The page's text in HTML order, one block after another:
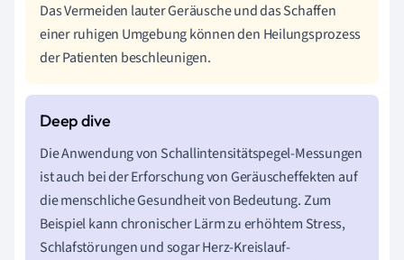
Das Vermeiden lauter Geräusche und das Schaffen
einer ruhigen Umgebung können den Heilungsprozess
der Patienten beschleunigen.
Die Anwendung von Schallintensitätspegel-Messungen
ist auch bei der Erforschung von Geräuscheffekten auf
die menschliche Gesundheit von Bedeutung. Zum
Beispiel kann chronischer Lärm zu erhöhtem Stress,
Schlafstörungen und sogar Herz-Kreislauf-